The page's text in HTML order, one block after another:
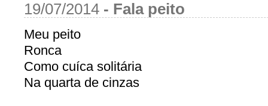
19/07/2014 - Fala peito
Meu peito
Ronca
Como cuíca solitária
Na quarta de cinzas